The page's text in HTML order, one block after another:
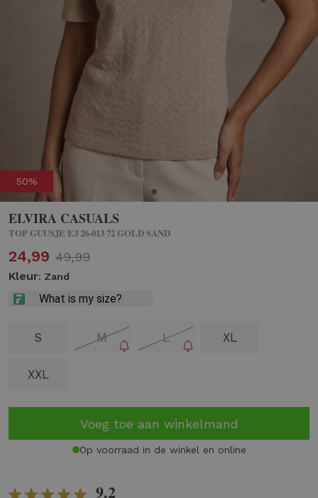
50%
ELVIRA CASUALS
TOP GUUSJE E3 26-013 72 GOLD SAND
24,99 49,99
Kleur: Zand
S M L XL
XXL
Voeg toe aan winkelmand
Op voorraad in de winkel en online
9.2